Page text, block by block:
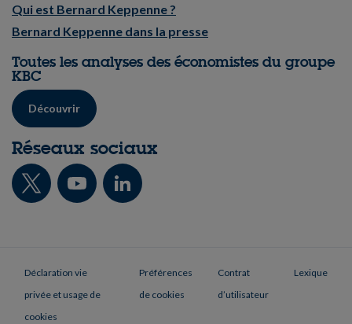
Qui est Bernard Keppenne ?
Bernard Keppenne dans la presse
Toutes les analyses des économistes du groupe
KBC
Découvrir
Réseaux sociaux
Déclaration vie
privée et usage de
cookies
Préférences
de cookies
Contrat
d’utilisateur
Lexique